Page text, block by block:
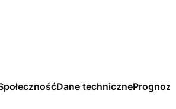
Dane technicznePrognozy